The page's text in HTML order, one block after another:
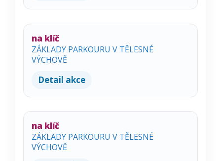
na klíč
ZÁKLADY PARKOURU V TĚLESNÉ
VÝCHOVĚ
Detail akce
na klíč
ZÁKLADY PARKOURU V TĚLESNÉ
VÝCHOVĚ